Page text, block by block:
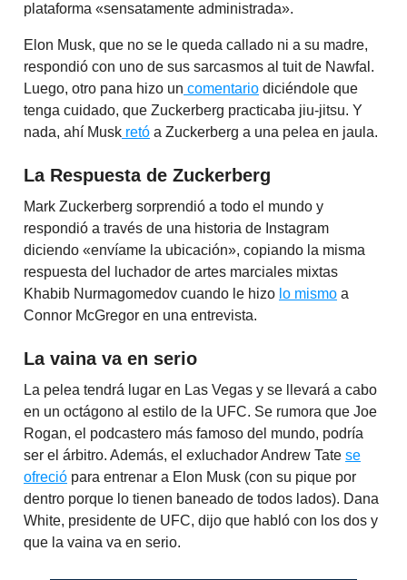
plataforma «sensatamente administrada».
Elon Musk, que no se le queda callado ni a su madre,
respondió con uno de sus sarcasmos al tuit de Nawfal.
Luego, otro pana hizo un comentario diciéndole que
tenga cuidado, que Zuckerberg practicaba jiu-jitsu. Y
nada, ahí Musk retó a Zuckerberg a una pelea en jaula.
La Respuesta de Zuckerberg
Mark Zuckerberg sorprendió a todo el mundo y
respondió a través de una historia de Instagram
diciendo «envíame la ubicación», copiando la misma
respuesta del luchador de artes marciales mixtas
Khabib Nurmagomedov cuando le hizo lo mismo a
Connor McGregor en una entrevista.
La vaina va en serio
La pelea tendrá lugar en Las Vegas y se llevará a cabo
en un octágono al estilo de la UFC. Se rumora que Joe
Rogan, el podcastero más famoso del mundo, podría
ser el árbitro. Además, el exluchador Andrew Tate se
ofreció para entrenar a Elon Musk (con su pique por
dentro porque lo tienen baneado de todos lados). Dana
White, presidente de UFC, dijo que habló con los dos y
que la vaina va en serio.